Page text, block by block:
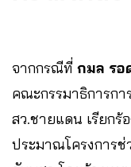
จากกรณีที่ กมล รอ
คณะกรรมาธิการก
สว.ชายแดน เรียกร้
ประมาณโครงการ